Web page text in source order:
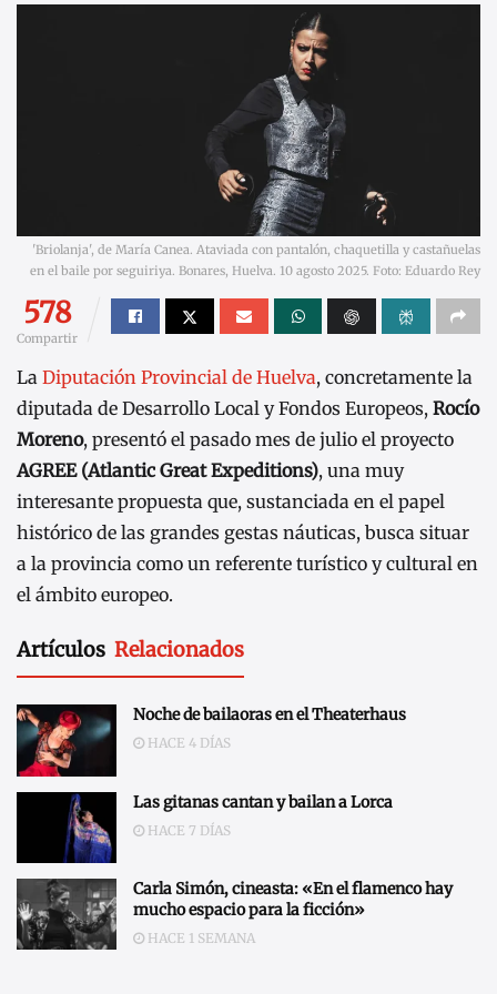
'Briolanja', de María Canea. Ataviada con pantalón, chaquetilla y castañuelas
en el baile por seguiriya. Bonares, Huelva. 10 agosto 2025. Foto: Eduardo Rey
578
Compartir
La Diputación Provincial de Huelva, concretamente la
diputada de Desarrollo Local y Fondos Europeos, Rocío
Moreno, presentó el pasado mes de julio el proyecto
AGREE (Atlantic Great Expeditions), una muy
interesante propuesta que, sustanciada en el papel
histórico de las grandes gestas náuticas, busca situar
a la provincia como un referente turístico y cultural en
el ámbito europeo.
Artículos Relacionados
Noche de bailaoras en el Theaterhaus
HACE 4 DÍAS
Las gitanas cantan y bailan a Lorca
HACE 7 DÍAS
Carla Simón, cineasta: «En el flamenco hay
mucho espacio para la ficción»
HACE 1 SEMANA